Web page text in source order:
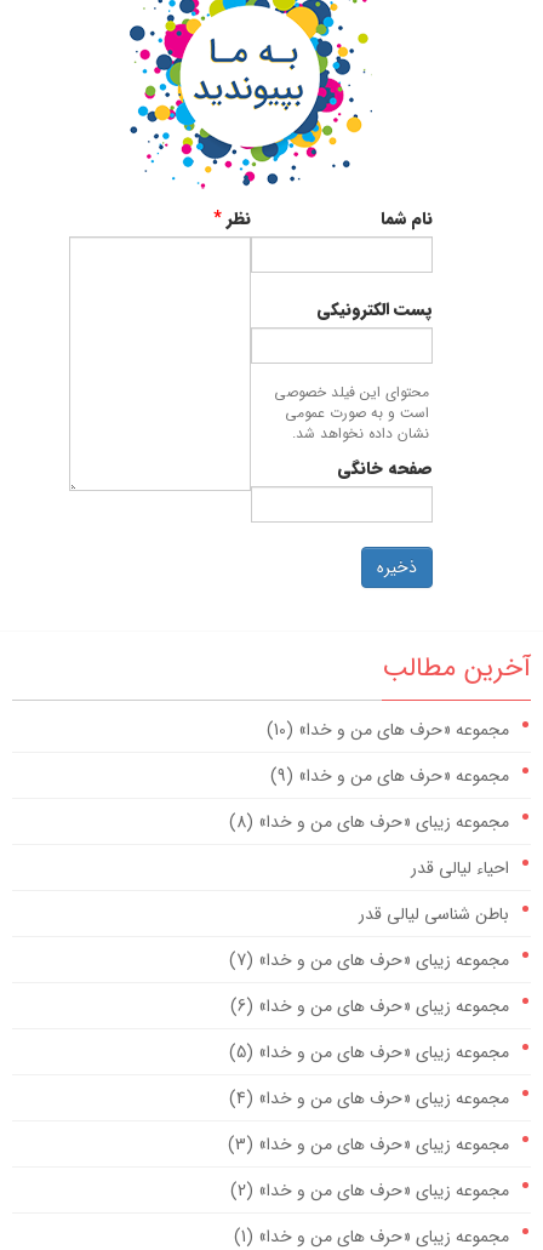
نام شما
پست الکترونیکی
محتوای این فیلد خصوصی
است و به صورت عمومی
نشان داده نخواهد شد.
صفحه خانگی
نظر*
ذخیره
آخرین مطالب
مجموعه «حرف های من و خدا» (10)
مجموعه «حرف های من و خدا» (9)
مجموعه زیبای «حرف های من و خدا» (8)
احیاء لیالی قدر
باطن شناسی لیالی قدر
مجموعه زیبای «حرف های من و خدا» (7)
مجموعه زیبای «حرف های من و خدا» (6)
مجموعه زیبای «حرف های من و خدا» (5)
مجموعه زیبای «حرف های من و خدا» (4)
مجموعه زیبای «حرف های من و خدا» (3)
مجموعه زیبای «حرف های من و خدا» (2)
مجموعه زیبای «حرف های من و خدا» (1)